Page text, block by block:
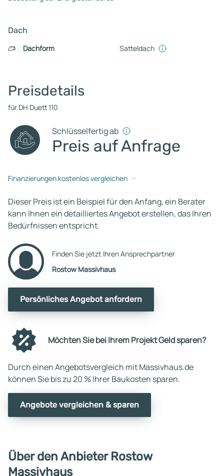
Dach
Dachform
Satteldach
Preisdetails
für DH Duett 110
Schlüsselfertig ab
Preis auf Anfrage
Finanzierungen kostenlos vergleichen
Dieser Preis ist ein Beispiel für den Anfang, ein Berater
kann Ihnen ein detailliertes Angebot erstellen, das Ihren
Bedürfnissen entspricht.
Finden Sie jetzt Ihren Ansprechpartner
Rostow Massivhaus
Persönliches Angebot anfordern
Möchten Sie bei Ihrem Projekt Geld sparen?
Durch einen Angebotsvergleich mit Massivhaus.de
können Sie bis zu 20 % Ihrer Baukosten sparen.
Angebote vergleichen & sparen
Über den Anbieter Rostow
Massivhaus